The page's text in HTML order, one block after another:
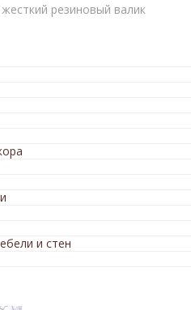
резиновый валик
и стен